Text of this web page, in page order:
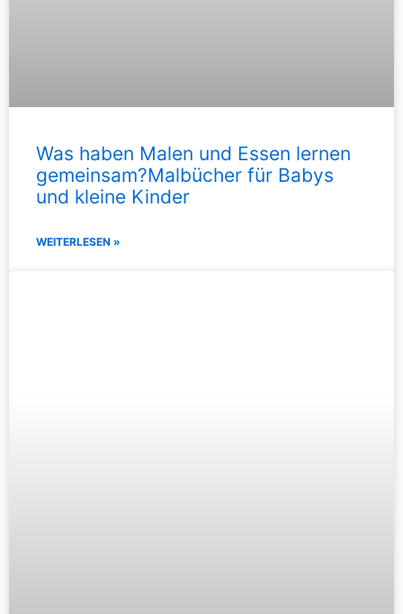
Was haben Malen und Essen lernen
gemeinsam?Malbücher für Babys
und kleine Kinder
WEITERLESEN »